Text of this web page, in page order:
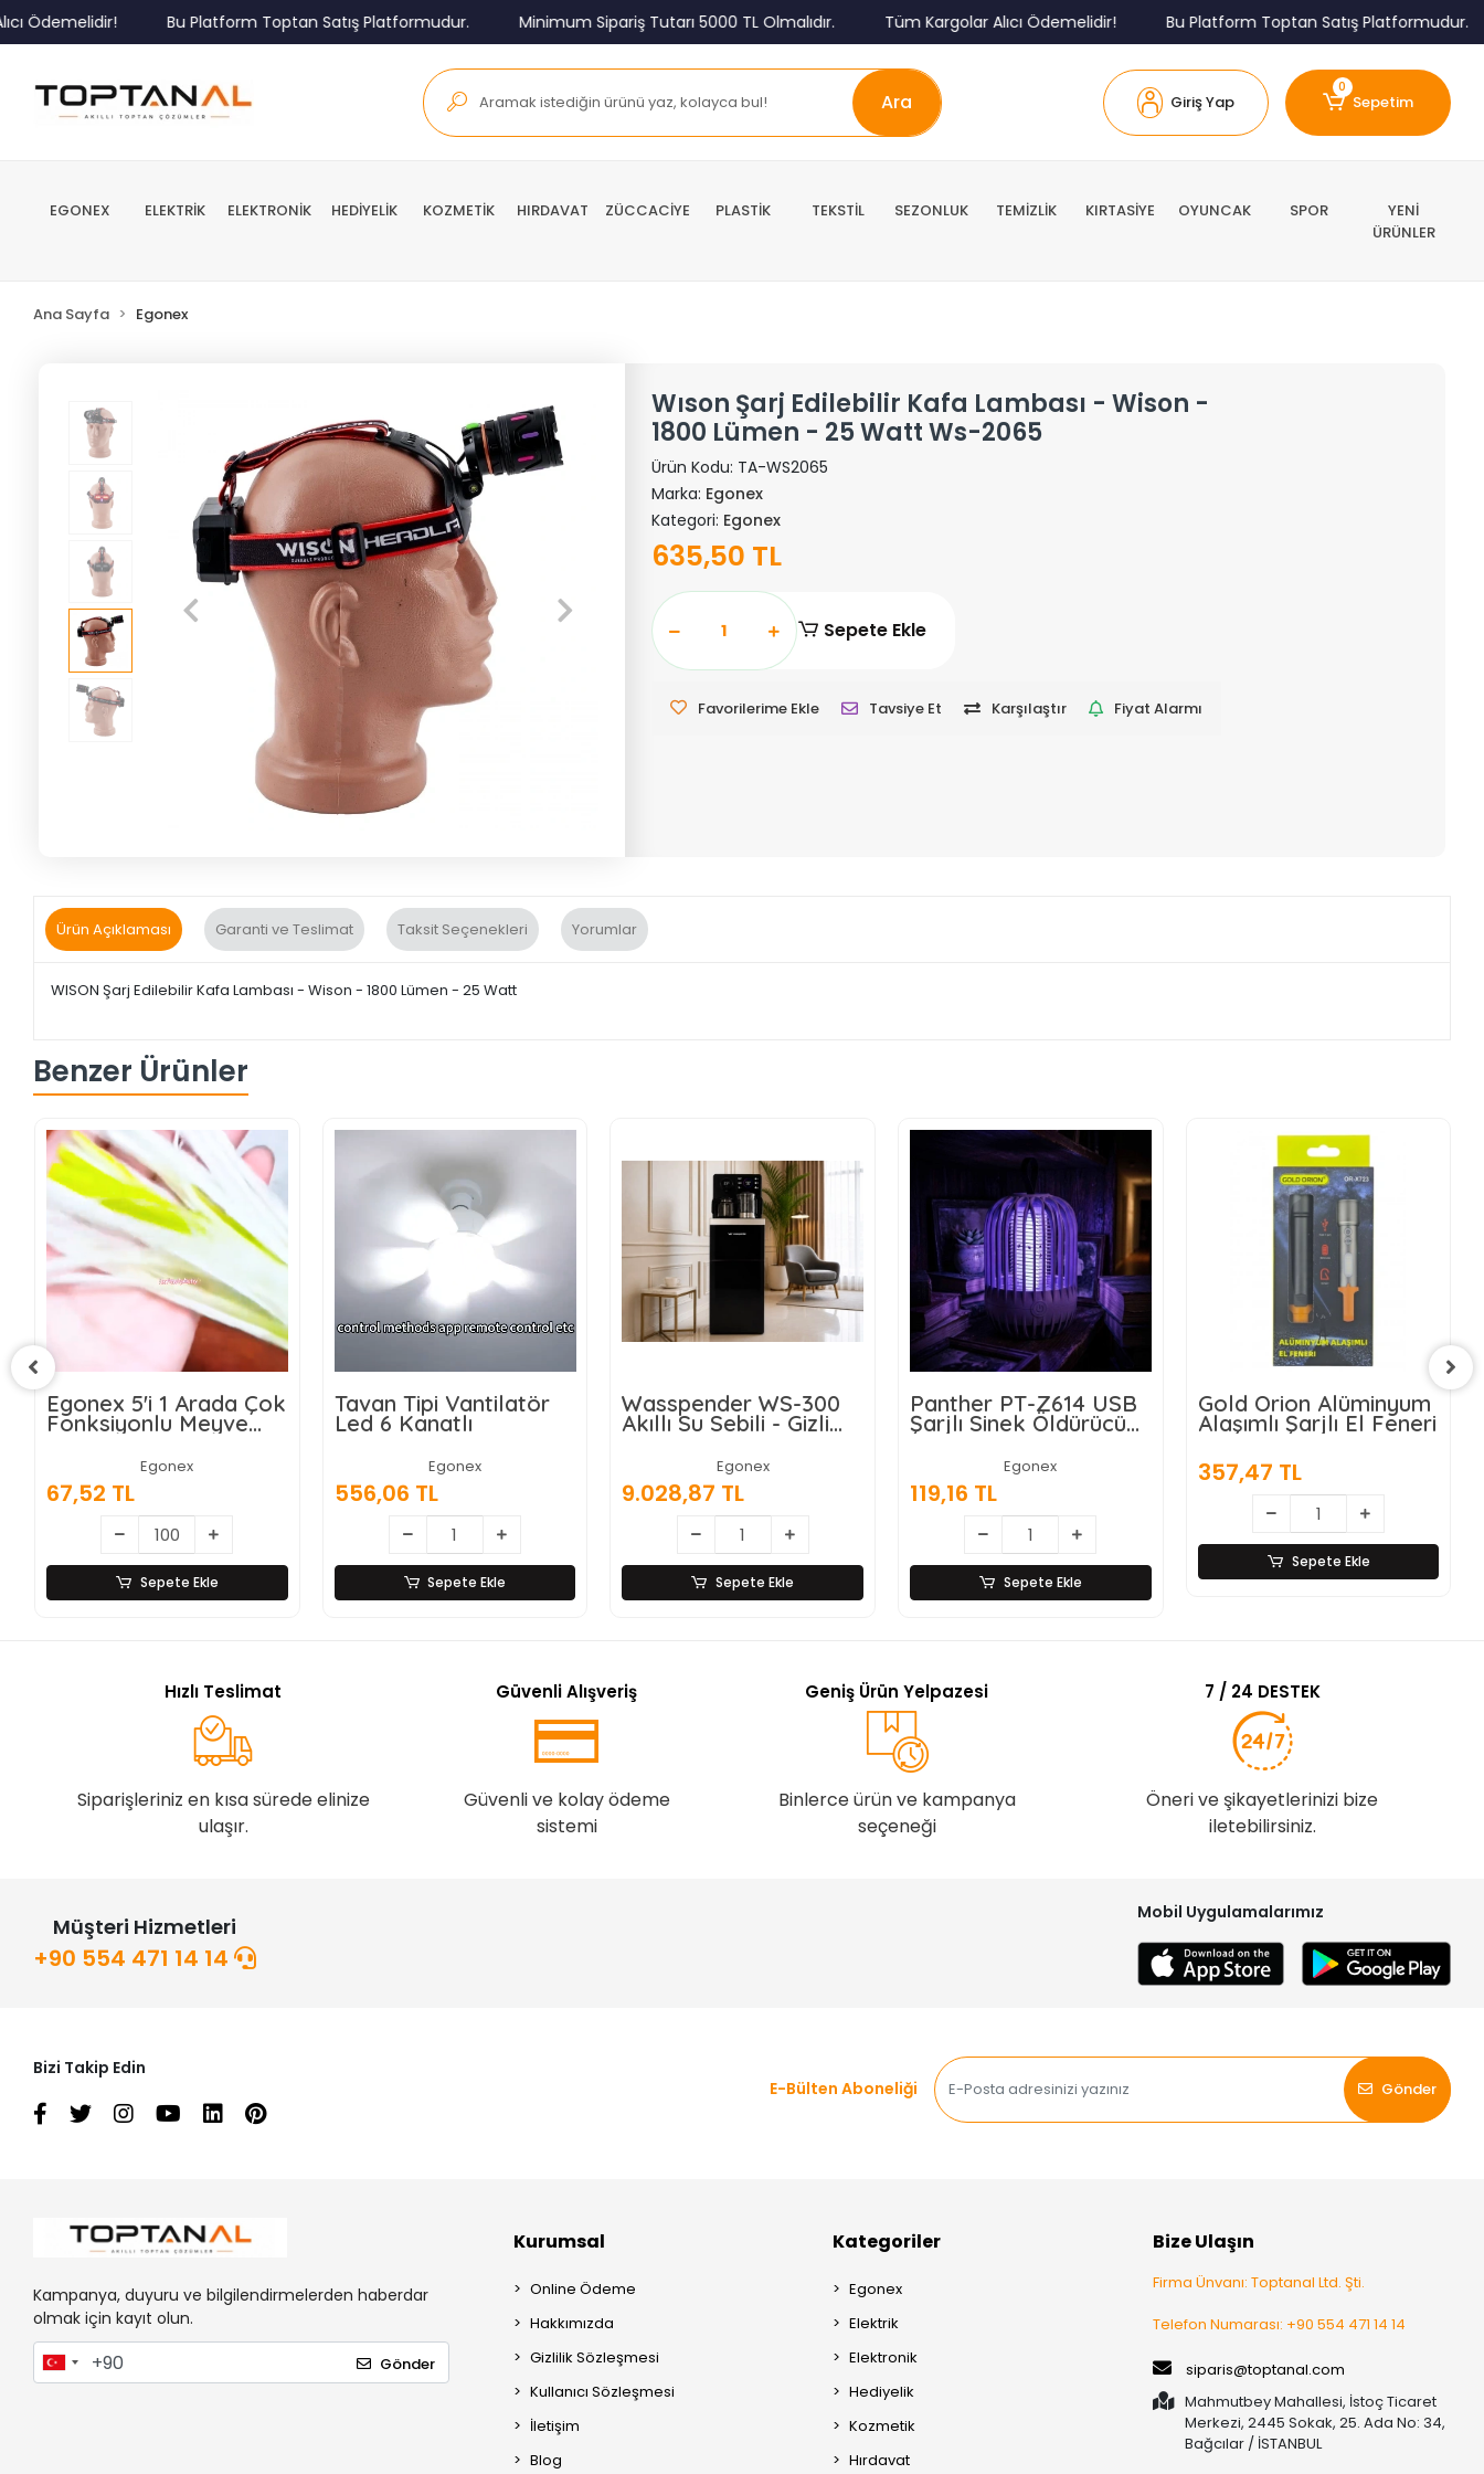
Bu Platform Toptan Satış Platformudur. Minimum Sipariş Tutarı 5000 TL Olmalıdır. Tüm Kargolar Alıcı Ödemelidir! Bu Platform Toptan Satış Platformudur.
Ara Giriş Yap
0
Sepetim
EGONEX ELEKTRİK ELEKTRONİK HEDİYELİK KOZMETİK HIRDAVAT ZÜCCACİYE PLASTİK TEKSTİL SEZONLUK TEMİZLİK KIRTASİYE OYUNCAK SPOR
YENİ
ÜRÜNLER
Ana Sayfa Egonex
Wıson Şarj Edilebilir Kafa Lambası - Wison -
1800 Lümen - 25 Watt Ws-2065
Ürün Kodu: TA-WS2065
Marka: Egonex
Kategori: Egonex
635,50 TL
Sepete Ekle
Favorilerime Ekle Tavsiye Et Karşılaştır Fiyat Alarmı
Ürün Açıklaması Garanti ve Teslimat Taksit Seçenekleri Yorumlar
WISON Şarj Edilebilir Kafa Lambası - Wison - 1800 Lümen - 25 Watt
Benzer Ürünler
Çok
Çelik
Tavan Tipi Vantilatör
Led 6 Kanatlı
556,06 TL
Sepete Ekle
Wasspender WS-300
Akıllı Su Sebili - Gizli
Dokunmatik Ekran
9.028,87 TL
Sepete Ekle
Panther PT-Z614 USB
Şarjlı Sinek Öldürücü
119,16 TL
Sepete Ekle
Gold Orion Alüminyum
Alaşımlı Şarjlı El Feneri
357,47 TL
Sepete Ekle
Matematik İşlem
Rulosu (Tek İşlem
Seçenekli)
39,72 TL
Sepete Ekle
Hızlı Teslimat
Siparişleriniz en kısa sürede elinize
ulaşır.
Güvenli Alışveriş
Güvenli ve kolay ödeme
sistemi
Geniş Ürün Yelpazesi
Binlerce ürün ve kampanya
seçeneği
7 / 24 DESTEK
Öneri ve şikayetlerinizi bize
iletebilirsiniz.
Müşteri Hizmetleri
+90 554 471 14 14
Mobil Uygulamalarımız
Bizi Takip Edin
E-Bülten Aboneliği
Gönder
Kampanya, duyuru ve bilgilendirmelerden haberdar
olmak için kayıt olun.
Gönder
Kurumsal
Online Ödeme
Hakkımızda
Gizlilik Sözleşmesi
Kullanıcı Sözleşmesi
İletişim
Blog
Kategoriler
Egonex
Elektrik
Elektronik
Hediyelik
Kozmetik
Hırdavat
Bize Ulaşın
Firma Ünvanı: Toptanal Ltd. Şti.
Telefon Numarası: +90 554 471 14 14
siparis@toptanal.com
Mahmutbey Mahallesi, İstoç Ticaret
Merkezi, 2445 Sokak, 25. Ada No: 34,
Bağcılar / İSTANBUL